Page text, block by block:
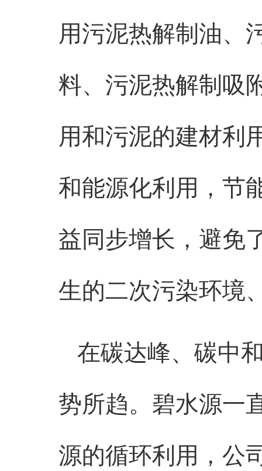
用污泥热解制油、
料、污泥热解制吸
用和污泥的建材利
和能源化利用，节
益同步增长，避免
生的二次污染环境
在碳达峰、碳中
势所趋。碧水源一
源的循环利用，公